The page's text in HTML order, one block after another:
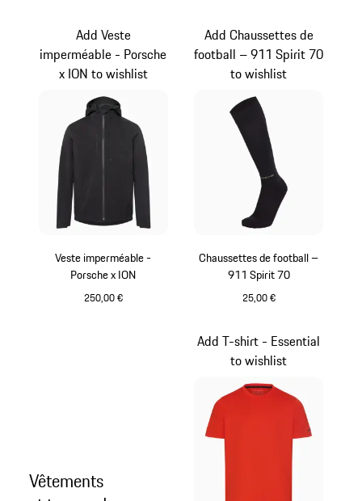
Veste imperméable -
Porsche x ION
250,00 €
Add Veste
imperméable - Porsche
x ION to wishlist
Chaussettes de football –
911 Spirit 70
25,00 €
Add Chaussettes de
football – 911 Spirit 70
to wishlist
Vêtements
Add T-shirt - Essential
to wishlist